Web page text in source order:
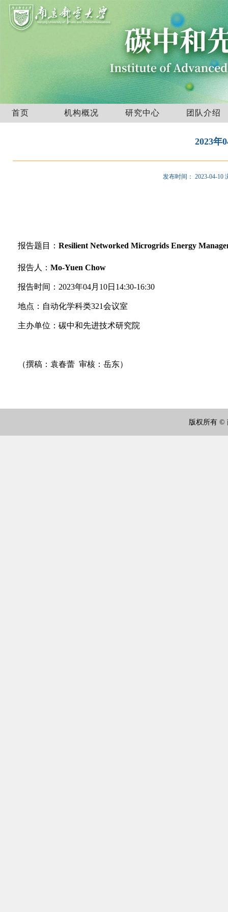
首页 机构概况 研究中心 团队介绍
2023年
发布时间：2023-04-10
报告题目： Resilient Networked Microgrids Energy
报告人： Mo-Yuen Chow
报告时间： 2023年04月 10日 14:30-16:30
地点：自动化学科类321会议室
主办单位：碳中和先进技术研究院
（撰稿：袁春蕾 审核：岳东）
版权所有 ©